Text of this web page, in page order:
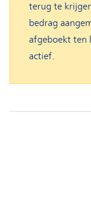
terug te
bedrag
afgeboekt ten
actief.